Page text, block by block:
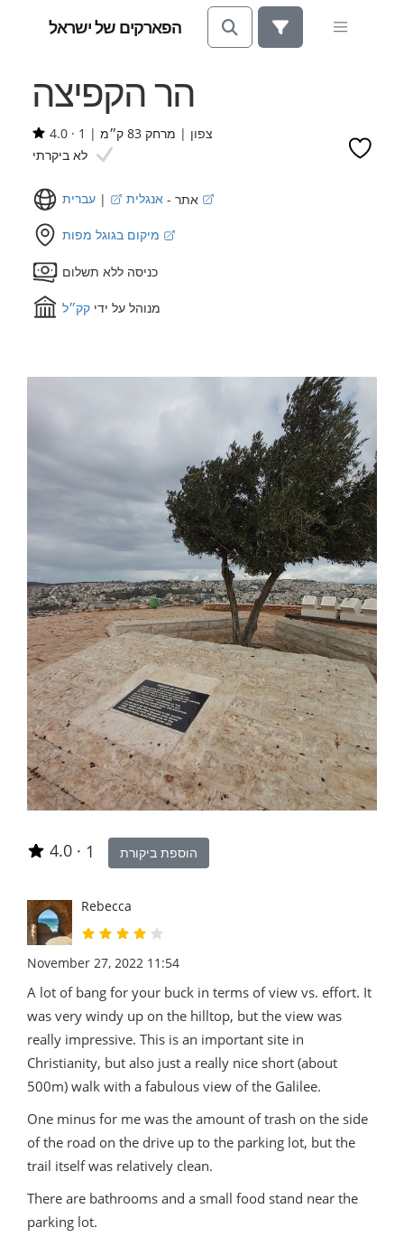
הפארקים של ישראל
הר הקפיצה
4.0 · 1 | צפון | מרחק 83 ק״מ
לא ביקרתי
אתר - אנגלית |
כניסה ללא תשלום
מנוהל על ידי קק״ל
Previous Next
4.0 · 1 הוספת ביקורת
Rebecca
November 27, 2022 11:54
A lot of bang for your buck in terms of view vs. effort. It
was very windy up on the hilltop, but the view was
really impressive. This is an important site in
Christianity, but also just a really nice short (about
500m) walk with a fabulous view of the Galilee.
One minus for me was the amount of trash on the side
of the road on the drive up to the parking lot, but the
trail itself was relatively clean.
There are bathrooms and a small food stand near the
parking lot.